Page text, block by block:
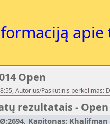
Open
Autorius/Paskutinis perkėlimas:
rezultatais - Open
Kapitonas: Khalifman